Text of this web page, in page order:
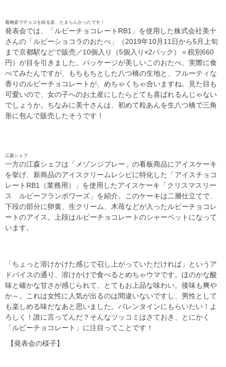
着物姿でチョコを絞る姿、たまらんかったです！
発表会では、「ルビーチョコレートRB1」を使用した株式会社美十
さんの「ルビーショコラのおたべ」（2019年10月11日から5月上旬
まで京都駅などで販売／10個入り（5個入り×2パック）＝税別660
円）が目を引きました。パッケージが美しいこのおたべ、実際に食
べてみたんですが、もちもちとした八つ橋の生地と、フルーティな
香りのルビーチョコレートが、めちゃくちゃ合いますね。見た目も
可愛いので、女の子へのお土産にしたらとても喜ばれるんじゃない
でしょうか。ちなみに美十さんは、初めて粒あんを生八つ橋で三角
形に包んで販売したそうです！
江森シェフ
一方の江森シェフは「メゾンジブレー」の看板商品にアイスケーキ
を挙げ、新商品のアイスクリームレシピに特化した「アイスチョコ
レートRB1（業務用）」を使用したアイスケーキ「クリスマスリー
ス ルビーフランボワーズ」を紹介。このケーキは二層仕立てで、
下段の部分に卵黄、生クリーム、木苺などが入ったルビーチョコレ
ートのアイス。上段はルビーチョコレートのシャーベットになって
います。
「ちょっと溶けかけた感じで召し上がっていただければ」というア
ドバイスの通り、溶けかけで食べるとめちゃウマです。ほのかな酸
味と確かな甘さが感じられて、とてもお上品な味わい。後味も爽や
か～。これは女性に人気が出るのは間違いないですし、男性として
も楽しめる味だなあと思いました。バレンタインにもらいたい！よ
ろしく！誰に言ってんだ？そんなツッコミはさておき、とにかく
「ルビーチョコレート」に注目ってことです！
【発表会の様子】